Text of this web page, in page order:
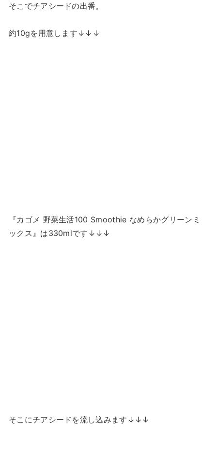
そこでチアシードの出番。
約10gを用意します↓↓↓
『カゴメ 野菜生活100 Smoothie なめらかグリーンミ
ックス』は330mlです↓↓↓
そこにチアシードを流し込みます↓↓↓